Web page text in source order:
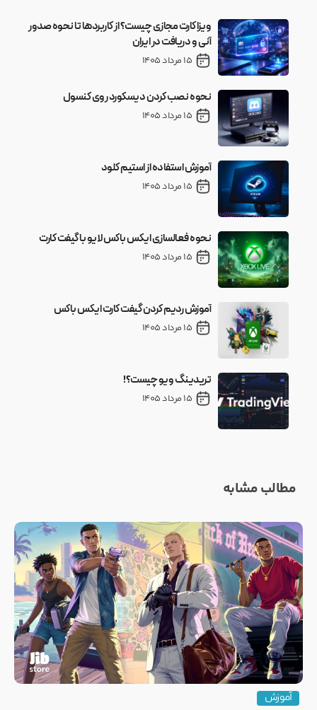
ویزا کارت مجازی چیست؟ از کاربردها تا نحوه صدور
آنی و دریافت در ایران
15 مرداد 1405
نحوه نصب کردن دیسکورد روی کنسول
15 مرداد 1405
آموزش استفاده از استیم کلود
15 مرداد 1405
نحوه فعالسازی ایکس باکس لایو با گیفت کارت
15 مرداد 1405
آموزش ردیم کردن گیفت کارت ایکس باکس
15 مرداد 1405
تریدینگ ویو چیست؟!
15 مرداد 1405
مطالب مشابه
آموزش